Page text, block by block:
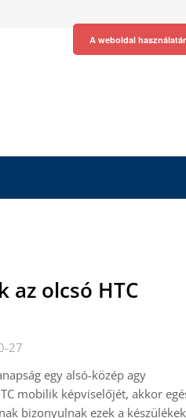
az olcsó HTC
27
egy alsó-közép agy
mobilik képviselőjét, akkor
bizonyulnak ezek a
A weboldal